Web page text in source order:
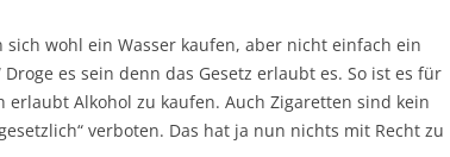
sich wohl ein Wasser kaufen, aber nicht einfach ein
es sein denn das Gesetz erlaubt es. So ist es für
erlaubt Alkohol zu kaufen. Auch Zigaretten sind kein
verboten. Das hat ja nun nichts mit Recht zu